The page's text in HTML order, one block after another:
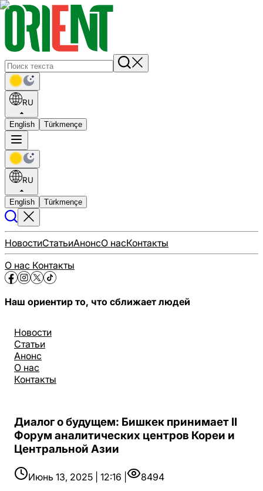
RU
English Türkmençe
RU
English Türkmençe
НовостиСтатьиАнонсО насКонтакты
О нас Контакты
Наш ориентир то, что сближает людей
Новости
Статьи
Анонс
О нас
Контакты
Диалог о будущем: Бишкек принимает II
Форум аналитических центров Кореи и
Центральной Азии
Июнь 13, 2025 | 12:16 |
8494